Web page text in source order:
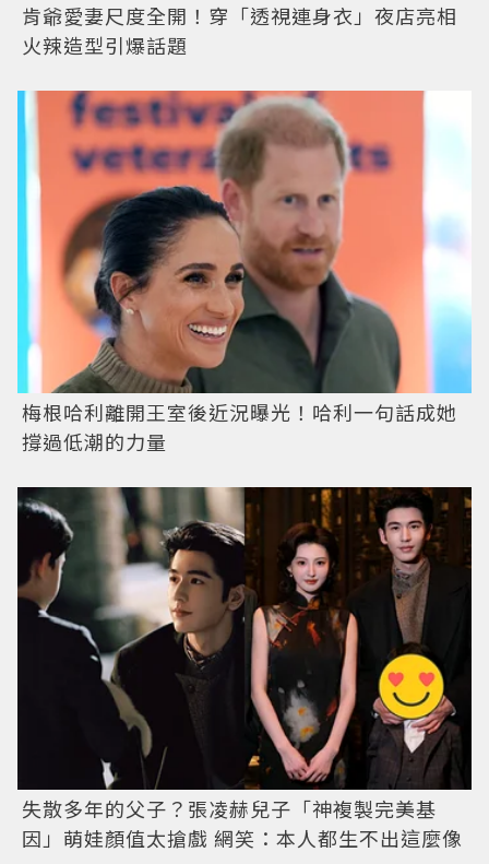
肯爺愛妻尺度全開！穿「透視連身衣」夜店亮相
火辣造型引爆話題
梅根哈利離開王室後近況曝光！哈利一句話成她
撐過低潮的力量
失散多年的父子？張凌赫兒子「神複製完美基
因」萌娃顏值太搶戲 網笑：本人都生不出這麼像